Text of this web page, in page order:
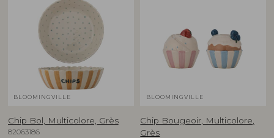
BLOOMINGVILLE
Chip Bol, Multicolore, Grès
82063186
BLOOMINGVILLE
Chip Bougeoir, Multicolore,
Grès